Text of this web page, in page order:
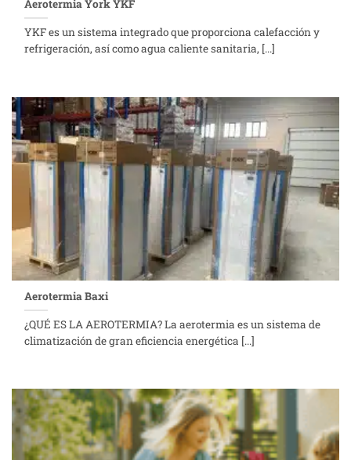
Aerotermia York YKF
YKF es un sistema integrado que proporciona calefacción y
refrigeración, así como agua caliente sanitaria, [...]
Aerotermia Baxi
¿QUÉ ES LA AEROTERMIA? La aerotermia es un sistema de
climatización de gran eficiencia energética [...]